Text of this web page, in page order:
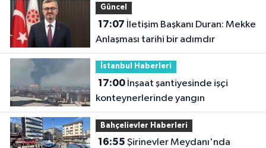
Güncel
17:07
Anlaşması tarihi bir adımdır
İstanbul Haberleri
17:00İnşaat şantiyesinde işçi
konteynerlerinde yangın
Bahçelievler Haberleri
16:55